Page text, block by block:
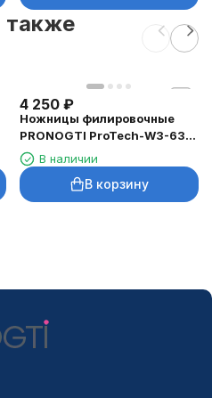
также
4 250 ₽
Ножницы филировочные
PRONOGTI ProTech-W3-630
6″, 30 зубьев
В наличии
В корзину